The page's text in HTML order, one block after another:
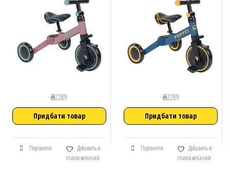
₴2289
Придбати товар
Порівняти
Добавить в
список желаний
₴2289
Придбати товар
Порівняти
Добавить в
список желаний